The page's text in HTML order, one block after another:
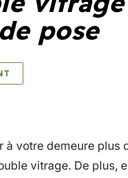
pose
à votre demeure plus
vitrage. De plus,